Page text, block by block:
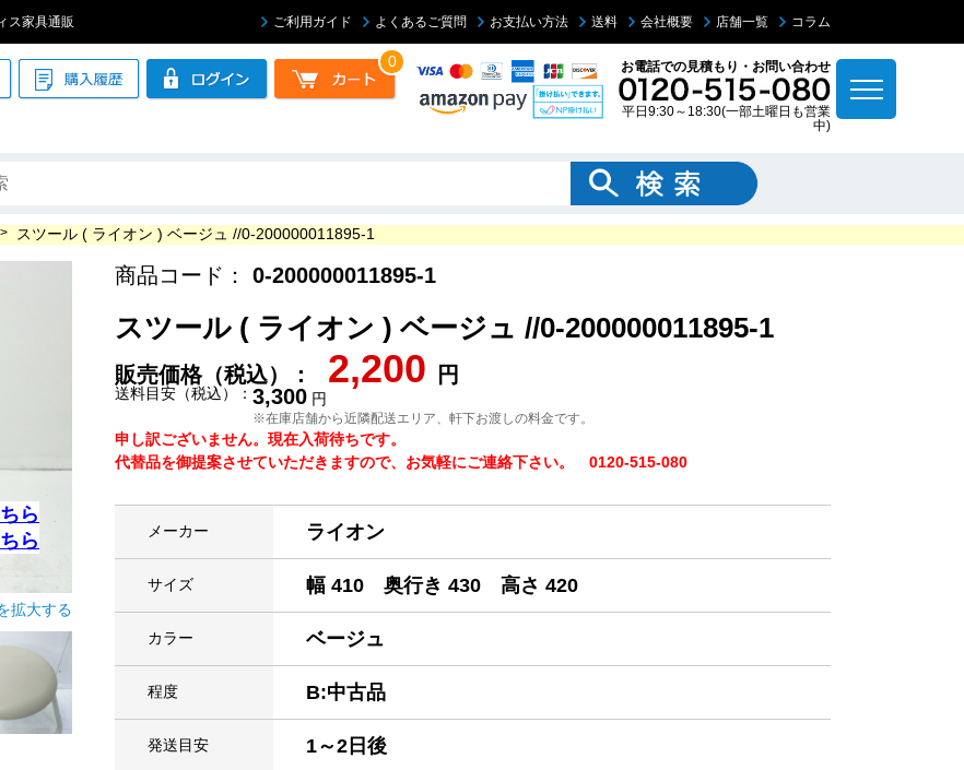
ス家具通販 ご利用ガイド よくあるご質問 お支払い方法 送料 会社概要 店舗一覧 コラム
0 お電話での見積もり・お問い合わせ
平日9:30～18:30(一部土曜日も営業
中)
> スツール ( ライオン ) ベージュ //0-200000011895-1
ら
ら
拡大する
商品コード： 0-200000011895-1
スツール ( ライオン ) ベージュ //0-200000011895-1
販売価格（税込）： 2,200 円
送料目安（税込）： 3,300 円
※在庫店舗から近隣配送エリア、軒下お渡しの料金です。
申し訳ございません。現在入荷待ちです。
代替品を御提案させていただきますので、お気軽にご連絡下さい。 0120-515-080
メーカー ライオン
サイズ 幅 410 奥行き 430 高さ 420
カラー ベージュ
程度 B:中古品
発送目安 1～2日後